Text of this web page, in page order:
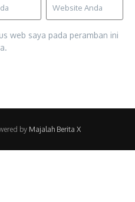
web saya pada peramban ini
by Majalah Berita X